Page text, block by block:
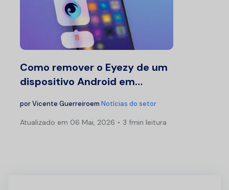
Como remover o Eyezy de um
dispositivo Android em…
porVicente Guerreiroem Notícias do setor
Atualizado em 06 Mai, 2026 3 fmin leitura